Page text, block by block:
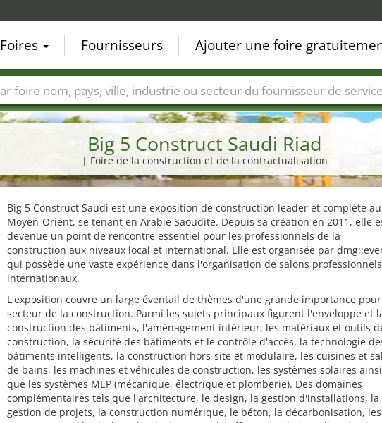
Big 5 Construct Saudi Riad
| Foire de la construction et de la contractualisation
Big 5 Construct Saudi est une exposition de construction leader et complète au
Moyen-Orient, se tenant en Arabie Saoudite. Depuis sa création en 2011, elle
devenue un point de rencontre essentiel pour les professionnels de la
construction aux niveaux local et international. Elle est organisée par
qui possède une vaste expérience dans l'organisation de salons professionnels
internationaux.
L'exposition couvre un large éventail de thèmes d'une grande importance
secteur de la construction. Parmi les sujets principaux figurent l'enveloppe et
construction des bâtiments, l'aménagement intérieur, les matériaux et outils
construction, la sécurité des bâtiments et le contrôle d'accès, la technologie
bâtiments intelligents, la construction hors-site et modulaire, les cuisines et
de bains, les machines et véhicules de construction, les systèmes solaires ainsi
que les systèmes MEP (mécanique, électrique et plomberie). Des domaines
complémentaires tels que l'architecture, le design, la gestion d'installations, la
gestion de projets, la construction numérique, le béton, la décarbonisation, les
Foires Fournisseurs Ajouter une foire
Pays Villes Secteurs de foire Secteurs du fournisseur de